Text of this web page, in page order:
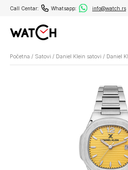
Call Centar: Whatsapp: info@watch.rs
Početna / Satovi / Daniel Klein satovi / Daniel